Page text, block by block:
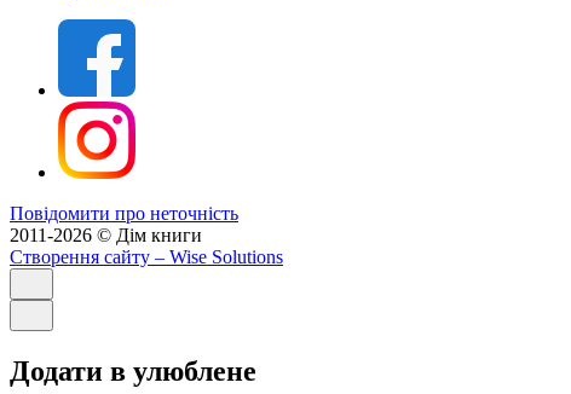
Повідомити про неточність
2011-2026 © Дім книги
Створення сайту – Wise Solutions
Додати в улюблене